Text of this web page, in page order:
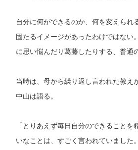
自分に何ができるのか、何を変えられ
固たるイメージがあったわけではない
に思い悩んだり葛藤したりする、普通
当時は、母から繰り返し言われた教え
中山は語る。
「とりあえず毎日自分のできることを
いなことは、すごく言われていました